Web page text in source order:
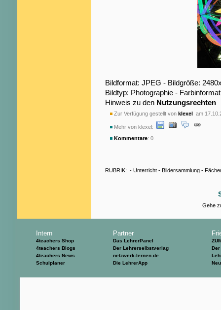
Bildformat: JPEG - Bildgröße:
Bildtyp: Photographie -
Hinweis zu den Nutzungsrechten
Zur Verfügung gestellt von klexel am
Mehr von klexel:
Kommentare: 0
RUBRIK: - Unterricht - Bildersammlung -
Gehe
Intern
4teachers Shop
4teachers Blogs
4teachers News
Schulplaner
Partner
Das LehrerPanel
Der Lehrerselbstverlag
netzwerk-lernen.de
Die LehrerApp